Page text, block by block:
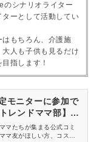
のシナリオライター
ーとして活動してい
もちろん、介護施
人も子供も見るだけ
指します！
モニターに参加で
レンドママ部】部
マたちが集まる公式コミ
友がほしい方、コスメサ